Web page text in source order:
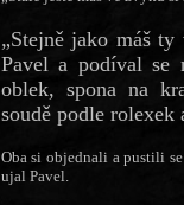
„Stejně jako máš
Pavel a podíval se
oblek, spona na
soudě podle rolexek
Oba si objednali a pustili
ujal Pavel.